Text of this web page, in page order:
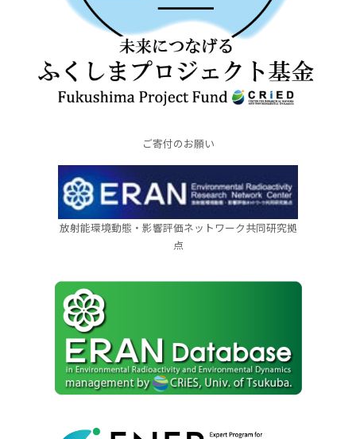
ご寄付のお願い
放射能環境動態・影響評価ネットワーク共同研究拠
点